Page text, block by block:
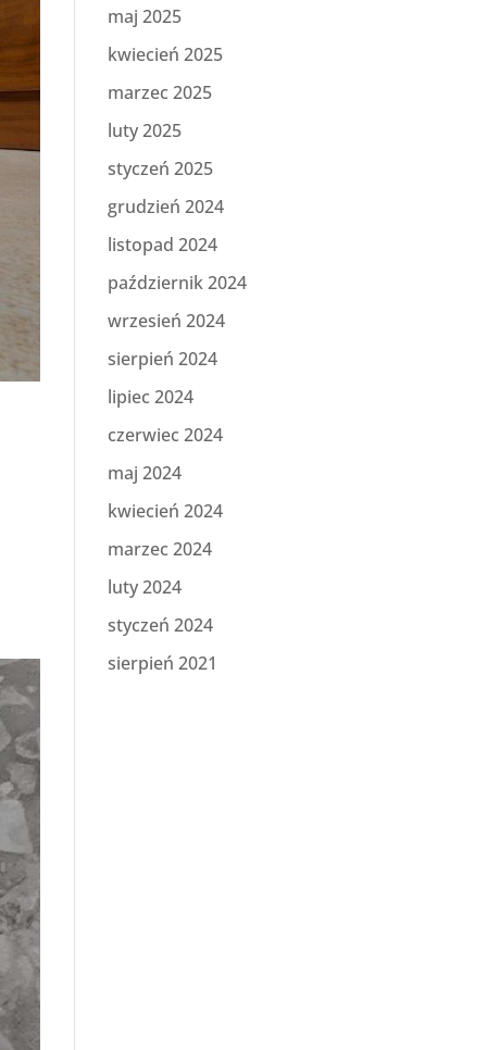
maj 2025
kwiecień 2025
marzec 2025
luty 2025
styczeń 2025
grudzień 2024
listopad 2024
październik 2024
wrzesień 2024
sierpień 2024
lipiec 2024
czerwiec 2024
maj 2024
kwiecień 2024
marzec 2024
luty 2024
styczeń 2024
sierpień 2021